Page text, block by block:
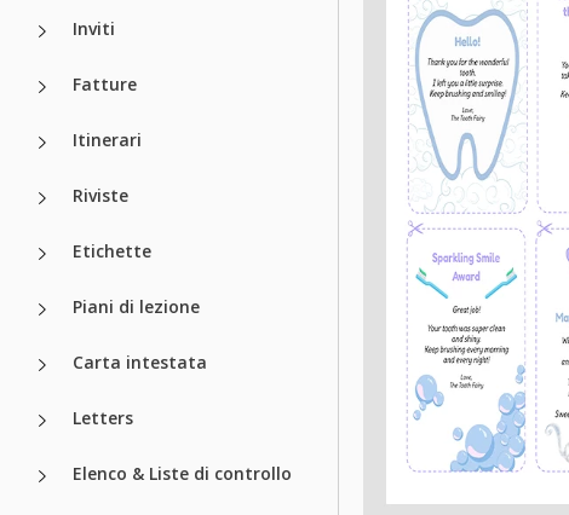
Inviti
Fatture
Itinerari
Riviste
Etichette
Piani di lezione
Carta intestata
Letters
Elenco & Liste di controllo